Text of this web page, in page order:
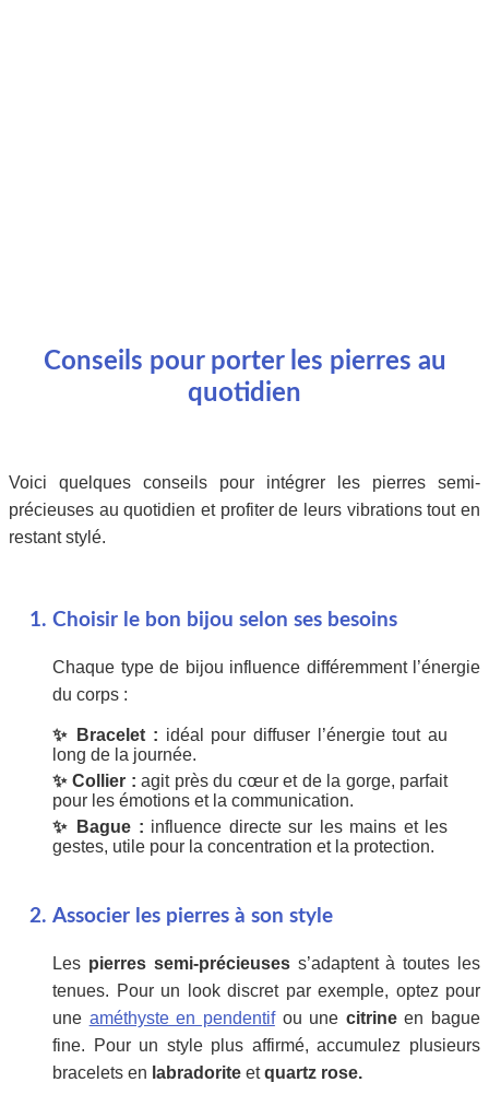
Conseils pour porter les pierres au
quotidien
Voici quelques conseils pour intégrer les pierres semi-
précieuses au quotidien et profiter de leurs vibrations tout en
restant stylé.
Choisir le bon bijou selon ses besoins
Chaque type de bijou influence différemment l’énergie
du corps :
✨ Bracelet : idéal pour diffuser l’énergie tout au
long de la journée.
✨ Collier : agit près du cœur et de la gorge, parfait
pour les émotions et la communication.
✨ Bague : influence directe sur les mains et les
gestes, utile pour la concentration et la protection.
Associer les pierres à son style
Les pierres semi-précieusess’adaptent à toutes les
tenues. Pour un look discret par exemple, optez pour
une améthyste en pendentifou une citrineen bague
fine. Pour un style plus affirmé, accumulez plusieurs
bracelets en labradorite etquartz rose.